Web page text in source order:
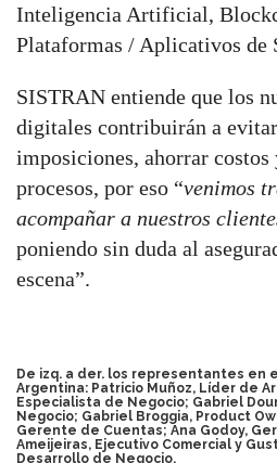
Inteligencia Artificial,
Plataformas / Aplicativos de
SISTRAN entiende que los
digitales contribuirán a
imposiciones, ahorrar
procesos, por eso “venimos
acompañar a nuestros
poniendo sin duda al
escena”.
De izq. a der. los representantes en
Argentina: Patricio Muñoz, Líder de
Especialista de Negocio; Gabriel
Negocio; Gabriel Broggia, Product
Gerente de Cuentas; Ana Godoy,
Ameijeiras, Ejecutivo Comercial y
Desarrollo de Negocio.